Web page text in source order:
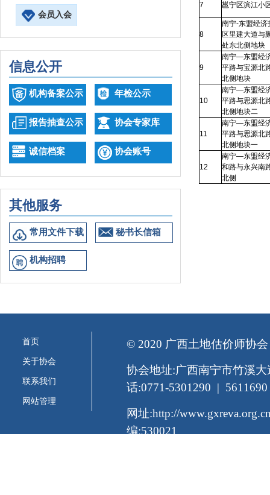
会员入会
信息公开
机构备案公示 年检公示
报告抽查公示 协会专家库
诚信档案 协会账号
其他服务
常用文件下载 秘书长信箱
机构招聘
7 邕宁区滨江小
8
南宁-东盟经济
区里建大道与
处东北侧地块
9
南宁—东盟经
平路与宝源北
北侧地块
10
南宁—东盟经
平路与思源北
北侧地块二
11
南宁—东盟经
平路与思源北
北侧地块一
12
南宁—东盟经
和路与永兴南
北侧
首页
关于协会
联系我们
网站管理
© 2020 广西土地估价师协会
协会地址:广西南宁市竹溪
话:0771-5301290 | 5611690
网址:http://
编:530021